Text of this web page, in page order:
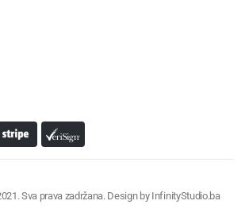
Sva prava zadržana. Design by InfinityStudio.ba